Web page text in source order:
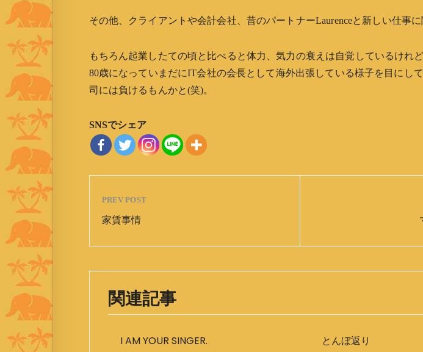
その他、クライアントや会計会社、昔のパートナーLaurenceと新しい仕事に
もちろん起業したての頃と比べると体力、気力の衰えは自覚しているけれ
80歳になっていまだにIT会社の会長として海外出張している様子を目にし
司には負けるもんかと(笑)。
SNSでシェア
PREV POST
家賃事情
関連記事
I AM YOUR SINGER. とんぼ返り